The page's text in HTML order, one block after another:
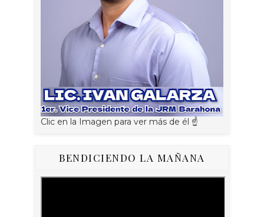
Clic en la Imagen para ver más de él ☝
BENDICIENDO LA MAÑANA